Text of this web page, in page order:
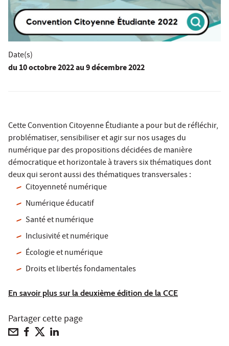
Date(s)
du 10 octobre 2022au 9 décembre 2022
Cette Convention Citoyenne Étudiante a pour but de réfléchir,
problématiser, sensibiliser et agir sur nos usages du
numérique par des propositions décidées de manière
démocratique et horizontale à travers six thématiques dont
deux qui seront aussi des thématiques transversales :
Citoyenneté numérique
Numérique éducatif
Santé et numérique
Inclusivité et numérique
Écologie et numérique
Droits et libertés fondamentales
En savoir plus sur la deuxième édition de la CCE
Partager cette page